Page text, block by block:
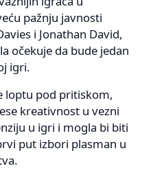
pažnju javnosti
i Jonathan David,
očekuje da bude jedan
igri.
loptu pod pritiskom,
kreativnost u vezni
u igri i mogla bi biti
put izbori plasman u